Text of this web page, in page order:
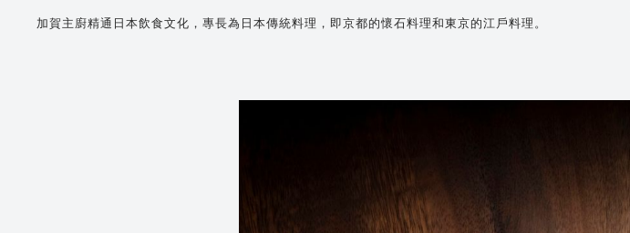
加賀主廚精通日本飲食文化，專長為日本傳統料理，即京都的懷石料理和東京的江戶料理。